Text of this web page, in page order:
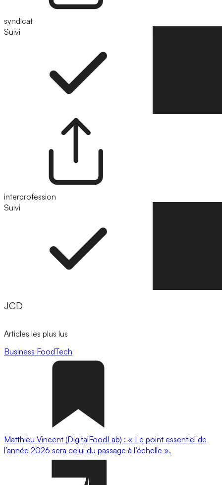
syndicat
Suivi
interprofession
Suivi
JCD
Articles les plus lus
Business FoodTech
Matthieu Vincent (DigitalFoodLab) : « Le point essentiel de
l’année 2026 sera celui du passage à l’échelle ».